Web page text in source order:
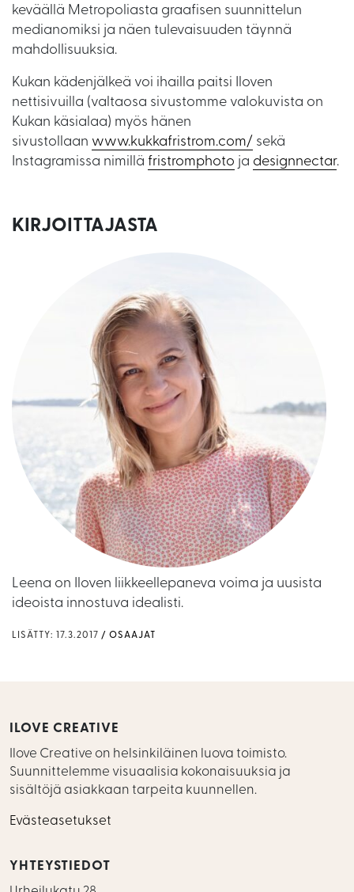
keväällä Metropoliasta graafisen suunnittelun
medianomiksi ja näen tulevaisuuden täynnä
mahdollisuuksia.
Kukan kädenjälkeä voi ihailla paitsi Iloven
nettisivuilla (valtaosa sivustomme valokuvista on
Kukan käsialaa) myös hänen
sivustollaan www.kukkafristrom.com/ sekä
Instagramissa nimillä fristromphoto ja designnectar.
KIRJOITTAJASTA
Leena on Iloven liikkeellepaneva voima ja uusista
ideoista innostuva idealisti.
LISÄTTY: 17.3.2017 OSAAJAT
ILOVE CREATIVE
Ilove Creative on helsinkiläinen luova toimisto.
Suunnittelemme visuaalisia kokonaisuuksia ja
sisältöjä asiakkaan tarpeita kuunnellen.
Evästeasetukset
YHTEYSTIEDOT